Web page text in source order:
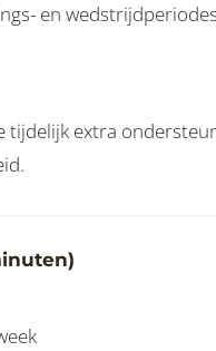
en
tijdelijk extra